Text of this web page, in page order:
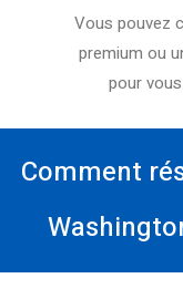
Vous pouvez
premium ou
pour
Comment